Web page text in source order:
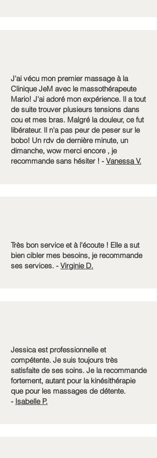
J'ai vécu mon premier massage à la
Clinique JeM avec le massothérapeute
Mario! J'ai adoré mon expérience. Il a tout
de suite trouver plusieurs tensions dans
cou et mes bras. Malgré la douleur, ce fut
libérateur. Il n'a pas peur de peser sur le
bobo! Un rdv de dernière minute, un
dimanche, wow merci encore , je
recommande sans hésiter ! - Vanessa V.
Très bon service et à l'écoute ! Elle a sut
bien cibler mes besoins, je recommande
ses services. - Virginie D.
Jessica est professionnelle et
compétente. Je suis toujours très
satisfaite de ses soins. Je la recommande
fortement, autant pour la kinésithérapie
que pour les massages de détente.
- Isabelle P.